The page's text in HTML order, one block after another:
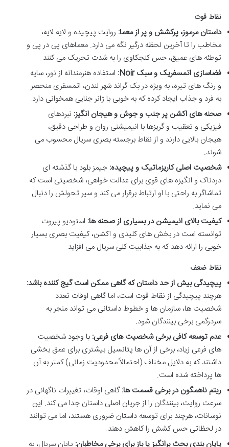
نقاط قوت
داستان مرموز، پرکشش و پر از معما: روایت پیچیده و لایه لایه،
مخاطب را تا آخرین لحظه درگیر نگه می دارد. معماهای پی در پی و
توطئه های عمیق، حس کنجکاوی را به شدت تحریک می کنند.
فضاسازی اتمسفریک و سبک Noir:
استفاده هنرمندانه از نور، سایه
و رنگ های تیره، به ویژه در بک گراند شهر لندن، اتمسفری منحصر
به فرد و جذاب ایجاد کرده که به خوبی با ژانر جنایی همخوانی دارد.
صحنه های اکشن پر جنب و جوش و هیجان انگیز: نبردهای
فیزیکی و تعقیب و گریزها با انیمیشنی روان و طراحی دقیق،
هیجان بالایی دارند و از نقاط برجسته بصری سریال محسوب می
شوند.
شخصیت اصلی کاریزماتیک و پیچیده: جیمز بلود با گذشته ای
دردناک و انگیزه های قوی برای عدالت خواهی، شخصیتی است که
تماشاگر به راحتی با او ارتباط برقرار می کند و سیر تحولش را دنبال
می نماید.
کیفیت بالای انیمیشن در بسیاری از صحنه ها: استودیو پیروت
توانسته است در بخش های کلیدی و اکشن، کیفیت بصری بسیار
خوبی را ارائه دهد که به جذابیت کلی سریال می افزاید.
نقاط ضعف
پیچیدگی بیش از حد داستان که گاهی ممکن است گیج کننده باشد:
هرچند پیچیدگی از نقاط قوت است، اما گاهی اوقات تعدد
شخصیت ها، سازمان ها و خطوط داستانی می تواند منجر به
سردرگمی برخی بینندگان شود.
عدم توسعه کافی برخی شخصیت های فرعی: با وجود شخصیت
های فرعی زیاد، برخی از آن ها پتانسیل بیشتری برای عمق بخشی
داشتند که به دلایل مختلف (احتمالاً محدودیت زمانی) کمتر به آن
ها پرداخته شده است.
ریتم ناهمگون در برخی قسمت ها:گاهی اوقات، تغییرات ناگهانی در
سرعت روایت، بینندگان را از جریان اصلی داستان جدا می کند. این
نوسانات، هرچند برای توسعه داستان ضروری هستند، اما می توانند
در لحظاتی حس کشش را کاهش دهند.
پایان بندی بحث برانگیز یا باز برای برخی مخاطبان: پایان سریال، به